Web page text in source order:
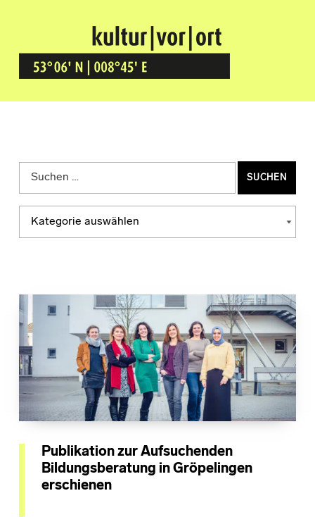
Kultur Vor Ort
BREMEN GRÖPELINGEN
Suchen nach:
KATEGORIEN
Kategorien
Publikation zur Aufsuchenden
Bildungsberatung in Gröpelingen
erschienen